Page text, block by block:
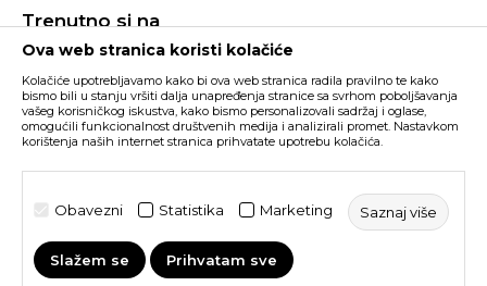
Pravila Sport&Bonus programa
BUZZ Shopovi
Postani dio BUZZ tima
Trenutno si na
Buzz Crna Gora PROMIJENI
Nastojimo da budemo što precizniji u opisu proizvoda, prikazu slika i samih
cijena, ali ne možemo garantovati da su sve informacije kompletne i bez
grešaka. Svi artikli prikazani na sajtu su dio naše ponude i ne podrazumijeva da
su dostupni u svakom trenutku. Raspoloživost robe možete provjeriti pozivom
©2026www.buzzsneakers.me, IzradaNB SOFT. Sva prava
Ova web stranica koristi kolačiće
Kolačiće upotrebljavamo kako bi ova web stranica radila pravilno te kako
bismo bili u stanju vršiti dalja unapređenja stranice sa svrhom poboljšavanja
vašeg korisničkog iskustva, kako bismo personalizovali sadržaj i oglase,
omogućili funkcionalnost društvenih medija i analizirali promet. Nastavkom
korištenja naših internet stranica prihvatate upotrebu kolačića.
Obavezni Statistika Marketing Saznaj više
Slažem se Prihvatam sve